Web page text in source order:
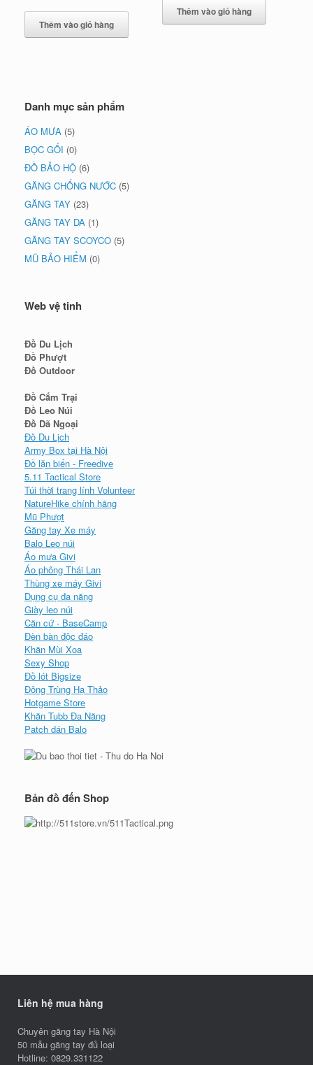
Thêm vào giỏ hàng
Thêm vào giỏ hàng
Danh mục sản phẩm
ÁO MƯA (5)
BỌC GỐI (0)
ĐỒ BẢO HỘ (6)
GĂNG CHỐNG NƯỚC (5)
GĂNG TAY (23)
GĂNG TAY DA (1)
GĂNG TAY SCOYCO (5)
MŨ BẢO HIỂM (0)
Web vệ tinh
Đồ Du Lịch
Đồ Phượt
Đồ Outdoor
Đồ Cắm Trại
Đồ Leo Núi
Đồ Dã Ngoại
Đồ Du Lịch
Army Box tại Hà Nội
Đồ lặn biển - Freedive
5.11 Tactical Store
Túi thời trang lính Volunteer
NatureHike chính hãng
Mũ Phượt
Găng tay Xe máy
Balo Leo núi
Áo mưa Givi
Áo phông Thái Lan
Thùng xe máy Givi
Dụng cụ đa năng
Giày leo núi
Căn cứ - BaseCamp
Đèn bàn độc đáo
Khăn Mùi Xoa
Sexy Shop
Đồ lót Bigsize
Đông Trùng Hạ Thảo
Hotgame Store
Khăn Tubb Đa Năng
Patch dán Balo
Bản đồ đến Shop
Liên hệ mua hàng
Chuyên găng tay Hà Nội
50 mẫu găng tay đủ loại
Hotline: 0829.331122